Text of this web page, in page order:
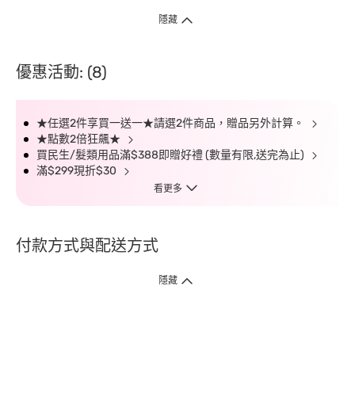
隱藏
優惠活動: (8)
★任選2件享買一送一★請選2件商品，贈品另外計算。
★點數2倍狂飆★
買民生/髮類用品滿$388即贈好禮 (數量有限,送完為止)
滿$299現折$30
看更多
付款方式與配送方式
隱藏